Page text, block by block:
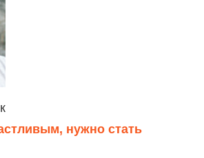
нужно стать